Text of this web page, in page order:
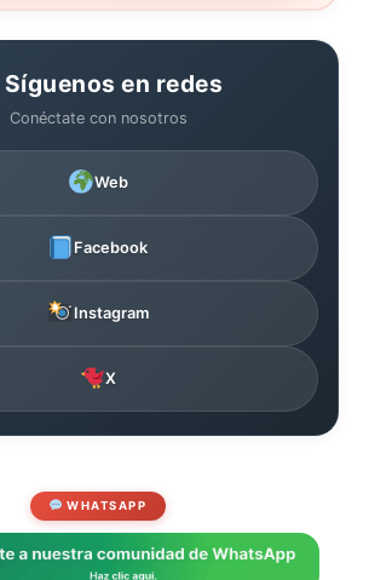
Síguenos en redes
Conéctate con nosotros
Web
Facebook
Instagram
X
WHATSAPP